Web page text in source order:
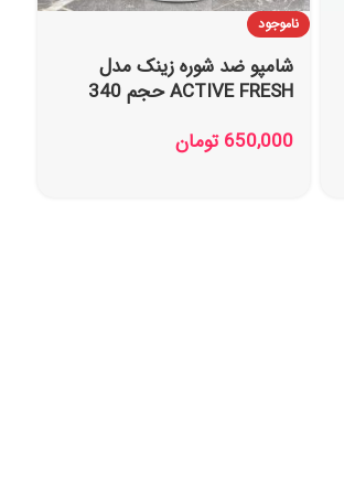
ناموجود
شامپو ضد شوره زینک مدل
ACTIVE FRESH حجم 340
650,000 تومان